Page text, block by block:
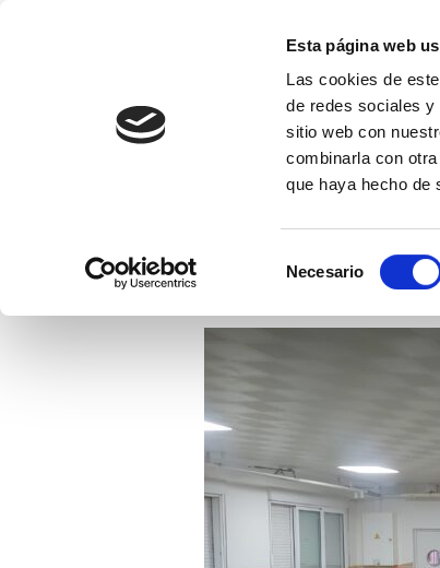
Esta página web
Las cookies de
de redes sociales
sitio web con
combinarla con
que haya hecho de
de
Necesario
Fundación
Fundación Educativa
COLEGIO EFI